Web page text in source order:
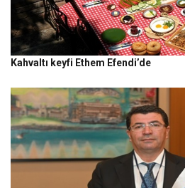
Kahvaltı keyfi Ethem Efendi’de